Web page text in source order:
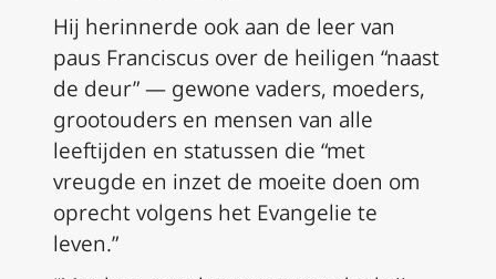
Hij herinnerde ook aan de leer van
paus Franciscus over de heiligen “naast
de deur” — gewone vaders, moeders,
grootouders en mensen van alle
leeftijden en statussen die “met
vreugde en inzet de moeite doen om
oprecht volgens het Evangelie te
leven.”